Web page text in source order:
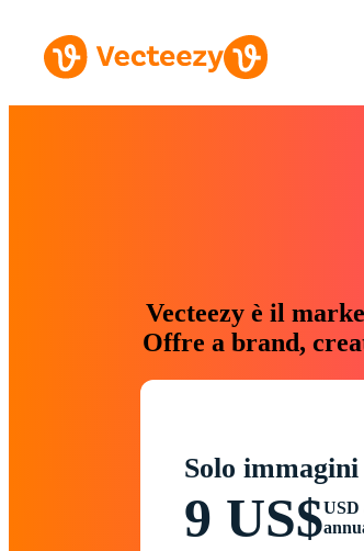
Vecteezy è il
Offre a brand,
Solo immagini
9 US$USD